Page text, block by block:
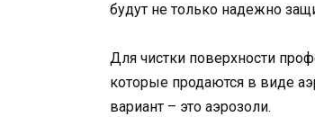
будут не только надежно
Для чистки поверхности
которые продаются в виде
вариант – это аэрозоли.